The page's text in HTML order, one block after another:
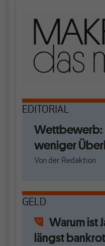
EDITORIAL
Wettbewerb:
weniger
Von der Redaktion
GELD
Warum ist
längst